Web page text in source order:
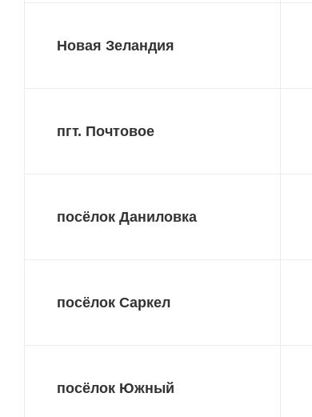
Новая Зеландия
пгт. Почтовое
посёлок Даниловка
посёлок Саркел
посёлок Южный